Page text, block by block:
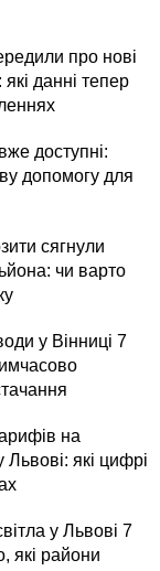
про нові
данні тепер
доступні:
допомогу для
сягнули
чи варто
у Вінниці 7
на
Львові: які цифрі
у Львові 7
які райони